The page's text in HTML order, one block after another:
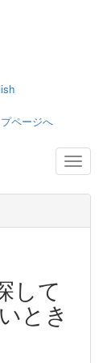
ページへ
して
とき